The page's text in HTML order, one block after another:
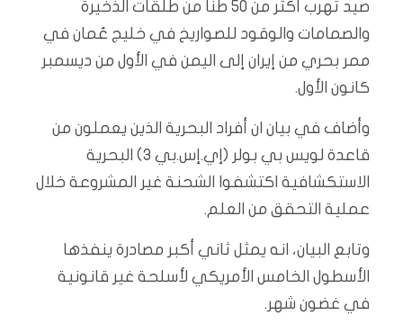
صيد تهرب أكثر من 50 طنا من طلقات الذخيرة
والصمامات والوقود للصواريخ في خليج عُمان في
ممر بحري من إيران إلى اليمن في الأول من ديسمبر
كانون الأول.
وأضاف في بيان ان أفراد البحرية الذين يعملون من
قاعدة لويس بي بولر (إي.إس.بي 3) البحرية
الاستكشافية اكتشفوا الشحنة غير المشروعة خلال
عملية التحقق من العلم.
وتابع البيان، انه يمثل ثاني أكبر مصادرة ينفذها
الأسطول الخامس الأمريكي لأسلحة غير قانونية
في غضون شهر.